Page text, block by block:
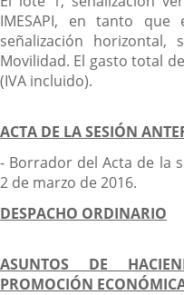
IMESAPI, en tanto
señalización
Movilidad. El gasto total
(IVA incluido).
ACTA DE LA SESIÓN
- Borrador del Acta de la
2 de marzo de 2016.
DESPACHO ORDINARIO
ASUNTOS DE
PROMOCIÓN